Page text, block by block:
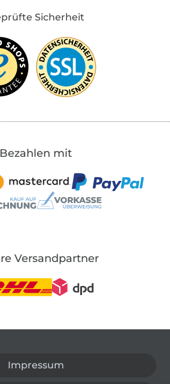
Sicherheit
Bezahlen mit
Versandpartner
Impressum